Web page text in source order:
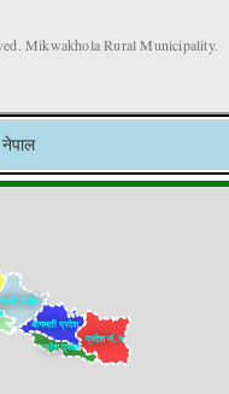
Mikwakhola Rural Municipality.